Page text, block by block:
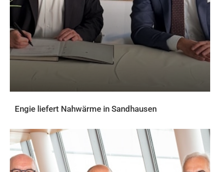
Engie liefert Nahwärme in Sandhausen